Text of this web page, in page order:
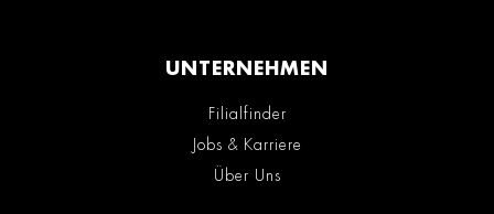
UNTERNEHMEN
Filialfinder
Jobs & Karriere
Über Uns